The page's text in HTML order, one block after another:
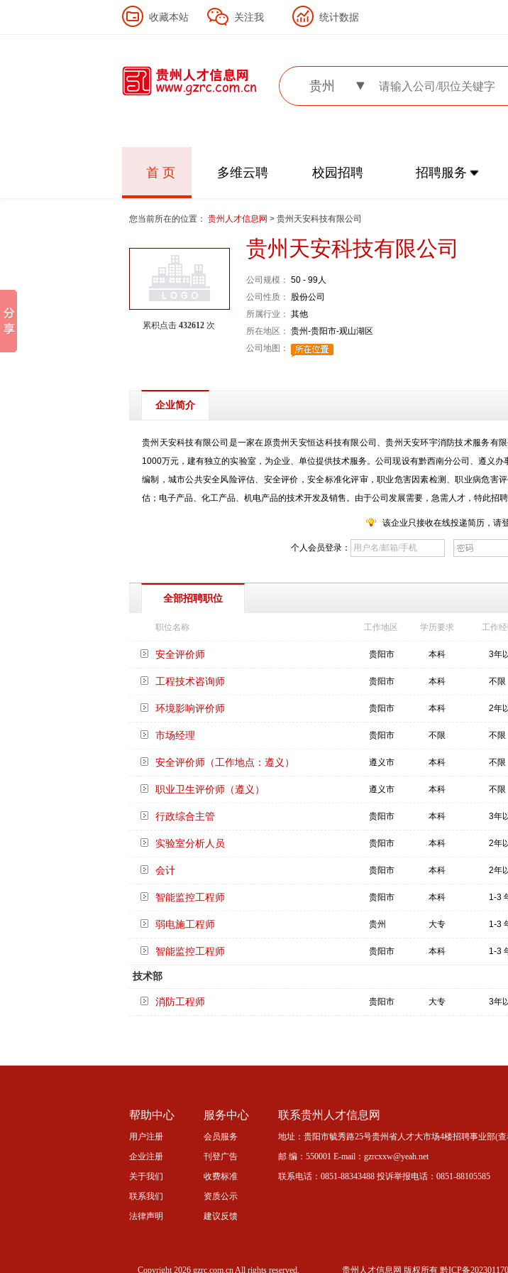
收藏本站 关注我 统计数据
贵州
首 页 多维云聘 校园招聘 招聘服务
您当前所在的位置： 贵州人才信息网 > 贵州天安科技有限公司
累积点击 432612 次
贵州天安科技有限公司
公司规模： 50 - 99人
公司性质：
股份公司
所属行业： 其他
所在地区： 贵州-贵阳市-观山湖区
公司地图：
企业简介
贵州天安科技有限公司是一家在原贵州天安恒达科技有限公司、贵州天安环宇消防技术服务有
1000万元，建有独立的实验室，为企业、单位提供技术服务。公司现设有黔西南分公司、遵义
编制，城市公共安全风险评估、安全评价，安全标准化评审，职业危害因素检测、职业病危害
估；电子产品、化工产品、机电产品的技术开发及销售。由于公司发展需要，急需人才，特此招
该企业只接收在线投递简历，请
个人会员登录：
全部招聘职位
职位名称 工作地区 学历要求 工作
安全评价师 贵阳市 本科 3年
工程技术咨询师 贵阳市 本科 不限
环境影响评价师 贵阳市 本科 2年
市场经理 贵阳市 不限 不限
安全评价师（工作地点：遵义） 遵义市 本科 不限
职业卫生评价师（遵义） 遵义市 本科 不限
行政综合主管 贵阳市 本科 3年
实验室分析人员 贵阳市 本科 2年
会计 贵阳市 本科 2年
智能监控工程师 贵阳市 本科 1-3
弱电施工程师 贵州 大专 1-3
智能监控工程师 贵阳市 本科 1-3
技术部
消防工程师 贵阳市 大专 3年
帮助中心
用户注册
企业注册
关于我们
联系我们
法律声明
服务中心
会员服务
刊登广告
收费标准
资质公示
建议反馈
联系贵州人才信息网
地址：贵阳市毓秀路25号贵州省人才大市场4楼招聘事业部(查
邮 编：550001 E-mail：gzrcxxw@yeah.net
联系电话：0851-88343488 投诉举报电话：0851-88105585
Copyright 2026 gzrc.com.cn All rights reserved. 贵州人才信息网 版权所有 黔ICP备